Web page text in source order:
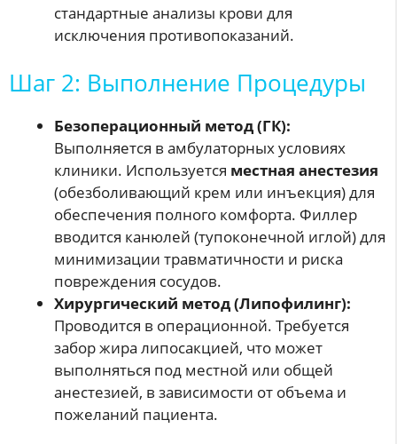
стандартные анализы крови для
исключения противопоказаний.
Шаг 2: Выполнение Процедуры
Безоперационный метод (ГК):
Выполняется в амбулаторных условиях
клиники. Используется местная анестезия
(обезболивающий крем или инъекция) для
обеспечения полного комфорта. Филлер
вводится канюлей (тупоконечной иглой) для
минимизации травматичности и риска
повреждения сосудов.
Хирургический метод (Липофилинг):
Проводится в операционной. Требуется
забор жира липосакцией, что может
выполняться под местной или общей
анестезией, в зависимости от объема и
пожеланий пациента.